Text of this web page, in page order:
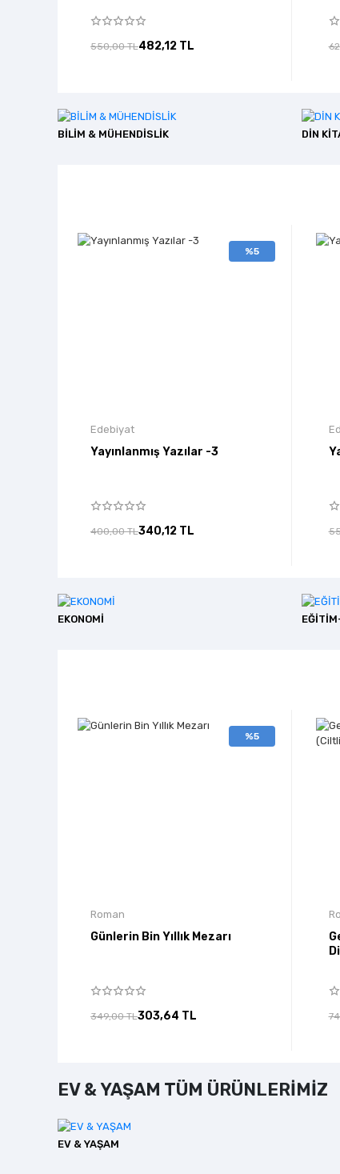
550,00 TL482,12 TL
BİLİM & MÜHENDİSLİK DİN
%5
Edebiyat
Yayınlanmış Yazılar -3
400,00 TL340,12 TL
EKONOMİ
%5
Roman
Günlerin Bin Yıllık Mezarı
349,00 TL303,64 TL
EV & YAŞAM TÜM ÜRÜNLERİMİZ
EV & YAŞAM